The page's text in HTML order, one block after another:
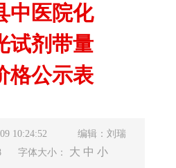
中医院化
试剂带量
格公示表
10:24:52
编辑：刘瑞
字体大小： 大 中 小